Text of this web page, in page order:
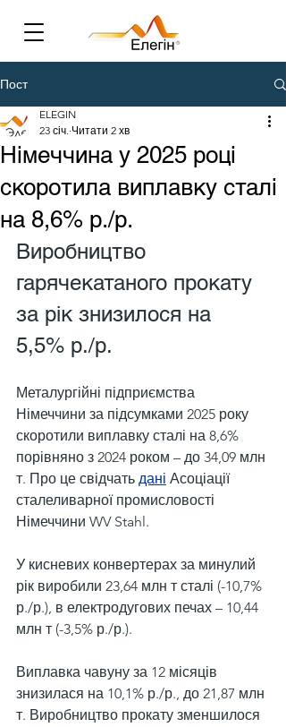
Пост
Німеччина у 2025 році
скоротила виплавку сталі
на 8,6% р./р.
ELEGIN
23 січ. Читати 2 хв
Виробництво
гарячекатаного прокату
за рік знизилося на
5,5% р./р.
Металургійні підприємства
Німеччини за підсумками 2025 року
скоротили виплавку сталі на 8,6%
порівняно з 2024 роком – до 34,09 млн
т. Про це свідчать дані Асоціації
сталеливарної промисловості
Німеччини WV Stahl.
У кисневих конвертерах за минулий
рік виробили 23,64 млн т сталі (-10,7%
р./р.), в електродугових печах – 10,44
млн т (-3,5% р./р.).
Виплавка чавуну за 12 місяців
знизилася на 10,1% р./р., до 21,87 млн
т. Виробництво прокату зменшилося